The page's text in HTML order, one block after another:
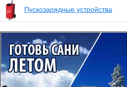
Пускозарядные устройства